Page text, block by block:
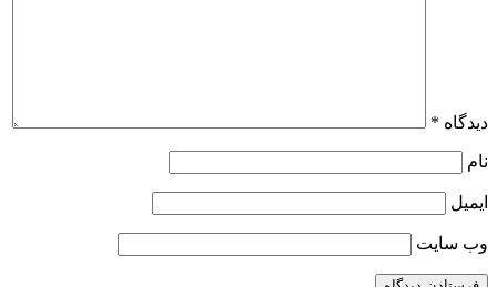
دیدگاه *
نام
ایمیل
وب‌ سایت